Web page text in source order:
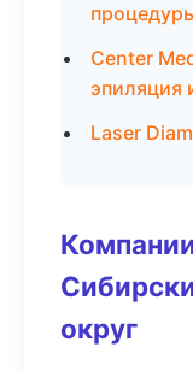
Center
эпиляция
Laser
округ